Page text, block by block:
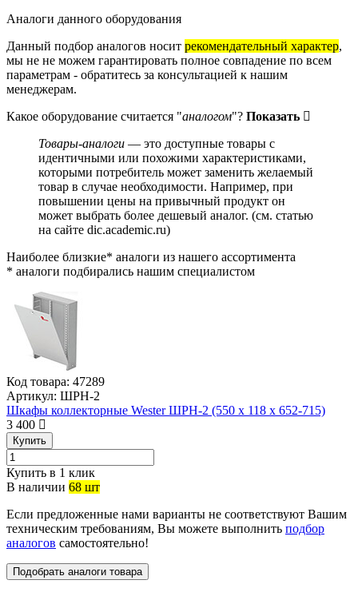
Аналоги данного оборудования
Данный подбор аналогов носит рекомендательный характер,
мы не не можем гарантировать полное совпадение по всем
параметрам - обратитесь за консультацией к нашим
менеджерам.
Какое оборудование считается "аналогом"? Показать
Товары-аналоги — это доступные товары с
идентичными или похожими характеристиками,
которыми потребитель может заменить желаемый
товар в случае необходимости. Например, при
повышении цены на привычный продукт он
может выбрать более дешевый аналог. (см. статью
на сайте dic.academic.ru)
Наиболее близкие* аналоги из нашего ассортимента
* аналоги подбирались нашим специалистом
Код товара: 47289
Артикул: ШРН-2
Шкафы коллекторные Wester ШРН-2 (550 х 118 х 652-715)
3 400
Купить
Купить в 1 клик
В наличии 68 шт
Если предложенные нами варианты не соответствуют Вашим
техническим требованиям, Вы можете выполнить подбор
аналогов самостоятельно!
Подобрать аналоги товара